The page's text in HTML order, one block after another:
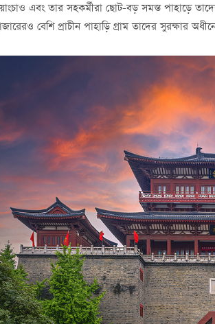
এবং তার সহকর্মীরা ছোট-বড় সমস্ত পাহাড়ে
বেশি প্রাচীন পাহাড়ি গ্রাম তাদের সুরক্ষার